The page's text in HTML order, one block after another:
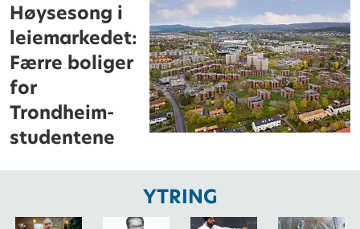
Høysesong i
leiemarkedet:
Færre boliger
for
Trondheim-
studentene
YTRING